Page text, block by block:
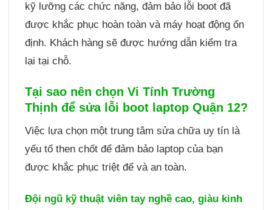
kỹ lưỡng các chức năng, đảm bảo lỗi boot đã
được khắc phục hoàn toàn và máy hoạt động ổn
định. Khách hàng sẽ được hướng dẫn kiểm tra
lại tại chỗ.
Tại sao nên chọn Vi Tính Trường
Thịnh để sửa lỗi boot laptop Quận 12?
Việc lựa chọn một trung tâm sửa chữa uy tín là
yếu tố then chốt để đảm bảo laptop của bạn
được khắc phục triệt để và an toàn.
Đội ngũ kỹ thuật viên tay nghề cao, giàu kinh